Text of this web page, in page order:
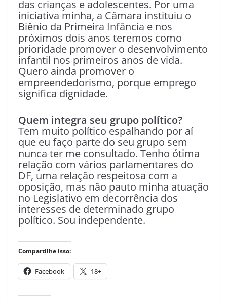
das crianças e adolescentes. Por uma
iniciativa minha, a Câmara instituiu o
Biênio da Primeira Infância e nos
próximos dois anos teremos como
prioridade promover o desenvolvimento
infantil nos primeiros anos de vida.
Quero ainda promover o
empreendedorismo, porque emprego
significa dignidade.
Quem integra seu grupo político?
Tem muito político espalhando por aí
que eu faço parte do seu grupo sem
nunca ter me consultado. Tenho ótima
relação com vários parlamentares do
DF, uma relação respeitosa com a
oposição, mas não pauto minha atuação
no Legislativo em decorrência dos
interesses de determinado grupo
político. Sou independente.
Compartilhe isso:
Facebook 18+